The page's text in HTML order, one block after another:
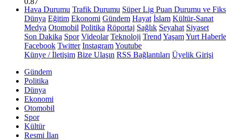
Hava Durumu Trafik Durumu Süper Lig Puan Durumu ve
Dünya Eğitim Ekonomi Gündem Hayat İslam Kültür-Sanat
Medya Otomobil Politika Röportaj Sağlık Seyahat Siyaset
Son Dakika Spor Videolar Teknoloji Trend YaşamYurt
Facebook Twitter InstagramYoutube
Künye / İletişim Bize Ulaşın RSS Bağlantıları Üyelik Girişi
Gündem
Politika
Dünya
Ekonomi
Otomobil
Spor
Kültür
Resmi İlan